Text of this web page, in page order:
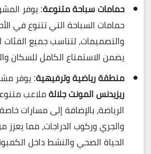
حمامات سباحة متنوعة: يوفر
حمامات السباحة التي تتنوع في
والتصميمات، لتناسب جميع الفئات
يضمن الاستمتاع الكامل للسكان
منطقة رياضية وترفيهية: يوفر
ريزيدنس المونت جلالةملاعب
الرياضة، بالإضافة إلى مسارات
والجري وركوب الدراجات، مما يعزز
الحياة الصحي والنشط داخل